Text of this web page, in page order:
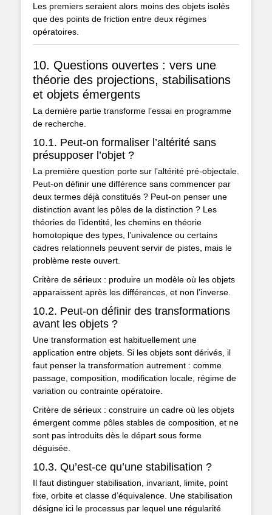
Les premiers seraient alors moins des objets isolés
que des points de friction entre deux régimes
opératoires.
10. Questions ouvertes : vers une
théorie des projections, stabilisations
et objets émergents
La dernière partie transforme l’essai en programme
de recherche.
10.1. Peut-on formaliser l’altérité sans
présupposer l’objet ?
La première question porte sur l’altérité pré-objectale.
Peut-on définir une différence sans commencer par
deux termes déjà constitués ? Peut-on penser une
distinction avant les pôles de la distinction ? Les
théories de l’identité, les chemins en théorie
homotopique des types, l’univalence ou certains
cadres relationnels peuvent servir de pistes, mais le
problème reste ouvert.
Critère de sérieux : produire un modèle où les objets
apparaissent après les différences, et non l’inverse.
10.2. Peut-on définir des transformations
avant les objets ?
Une transformation est habituellement une
application entre objets. Si les objets sont dérivés, il
faut penser la transformation autrement : comme
passage, composition, modification locale, régime de
variation ou contrainte opératoire.
Critère de sérieux : construire un cadre où les objets
émergent comme pôles stables de composition, et ne
sont pas introduits dès le départ sous forme
déguisée.
10.3. Qu’est-ce qu’une stabilisation ?
Il faut distinguer stabilisation, invariant, limite, point
fixe, orbite et classe d’équivalence. Une stabilisation
désigne ici le processus par lequel une régularité